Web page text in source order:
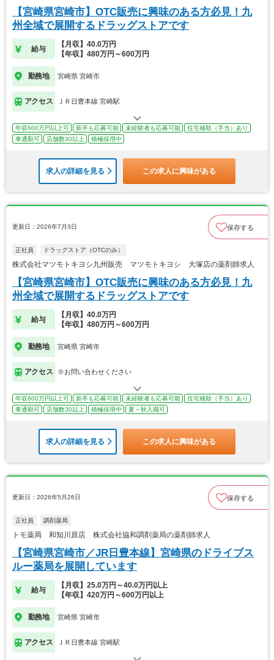
【宮崎県宮崎市】OTC販売に興味のある方必見！九
州全域で展開するドラッグストアです
給与
【月収】40.0万円
【年収】480万円～600万円
勤務地 宮崎県 宮崎市
アクセス ＪＲ日豊本線 宮崎駅
年収600万円以上可 新卒も応募可能 未経験者も応募可能
住宅補助（手当）あり
車通勤可
店舗数30以上 積極採用中
求人の詳細を見る この求人に興味がある
更新日：2026年7月3日 保存する
正社員 ドラッグストア（OTCのみ）
株式会社マツモトキヨシ九州販売 マツモトキヨシ 大塚店の薬剤師求人
【宮崎県宮崎市】OTC販売に興味のある方必見！九
州全域で展開するドラッグストアです
給与
【月収】40.0万円
【年収】480万円～600万円
勤務地 宮崎県 宮崎市
アクセス ※お問い合わせください
年収600万円以上可 新卒も応募可能 未経験者も応募可能
住宅補助（手当）あり
車通勤可
店舗数30以上 積極採用中 夏～秋入職可
求人の詳細を見る この求人に興味がある
更新日：2026年5月26日 保存する
正社員 調剤薬局
トモ薬局 和知川原店 株式会社協和調剤薬局の薬剤師求人
【宮崎県宮崎市／JR日豊本線】宮崎県のドライブス
ルー薬局を展開しています
給与
【月収】25.0万円～40.0万円以上
【年収】420万円～600万円以上
勤務地 宮崎県 宮崎市
アクセス ＪＲ日豊本線 宮崎駅